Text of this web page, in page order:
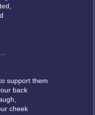
support them
back
cheek